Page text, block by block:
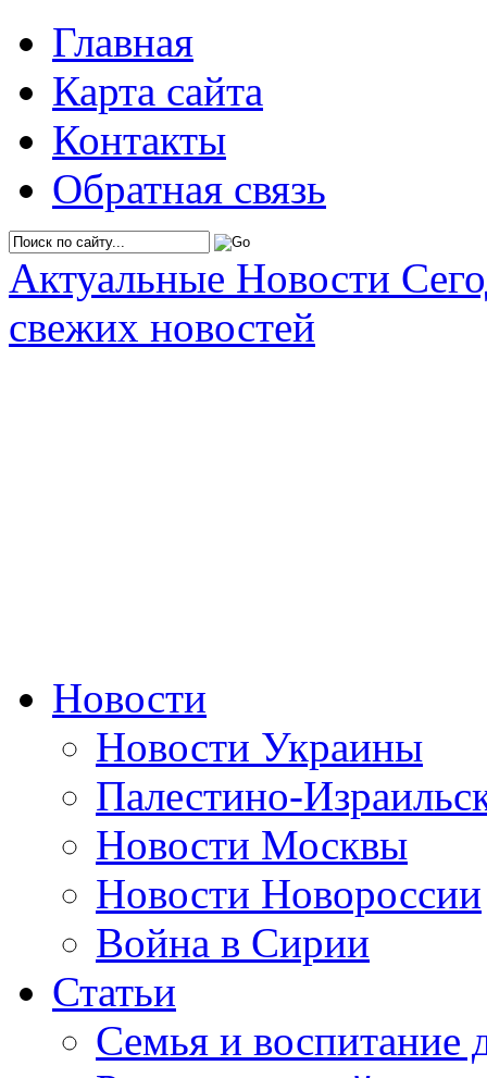
Главная
Карта сайта
Контакты
Обратная связь
Актуальные Новости
свежих новостей
Новости
Новости Украины
Палестино-
Новости Москвы
Новости Новороссии
Война в Сирии
Статьи
Семья и воспитание